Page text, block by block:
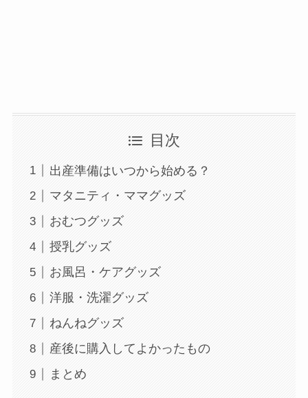
目次
出産準備はいつから始める？
マタニティ・ママグッズ
おむつグッズ
授乳グッズ
お風呂・ケアグッズ
洋服・洗濯グッズ
ねんねグッズ
産後に購入してよかったもの
まとめ